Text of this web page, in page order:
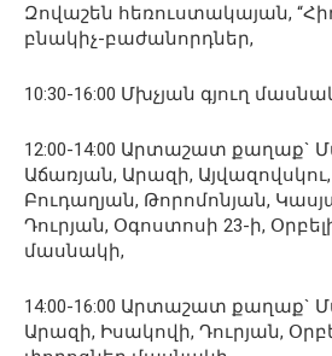
Զովաշեն հեռուստակայան,
բնակիչ-բաժանորդներ,
10:30-16:00 Մխչյան գյուղ
12:00-14:00 Արտաշատ քաղաք`
Աճառյան, Արազի,
Բուդաղյան, Թորոմոնյան,
Դուրյան, Օգոստոսի 23-ի,
մասնակի,
14:00-16:00 Արտաշատ քաղաք`
Արազի, Իսակովի, Դուրյան,